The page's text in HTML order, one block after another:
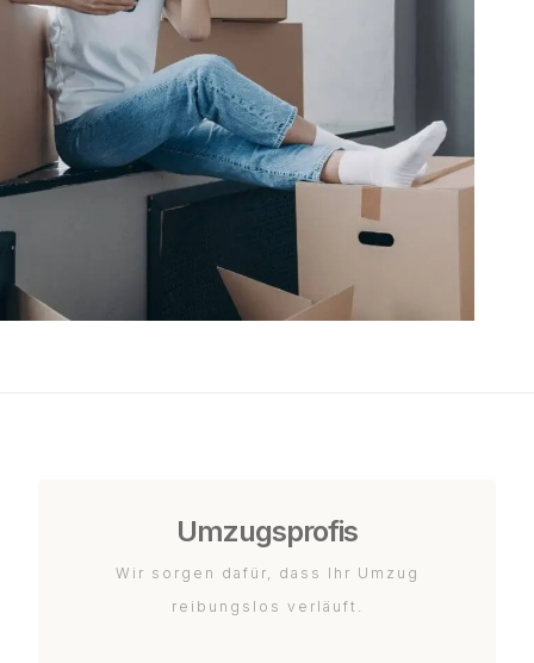
Umzugsprofis
Wir sorgen dafür, dass Ihr Umzug
reibungslos verläuft.